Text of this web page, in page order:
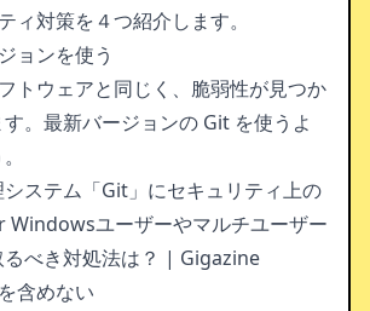
ィ対策を４つ紹介します。
ョンを使う
トウェアと同じく、脆弱性が見つか
。最新バージョンの Git を使うよ
ステム「Git」にセキュリティ上の
Windowsユーザーやマルチユーザー
るべき対処法は？ | Gigazine
含めない